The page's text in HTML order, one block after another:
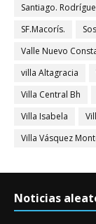
Santiago.
SF.Macorís.
Valle Nuevo
villa Altagracia
Villa Central Bh
Villa Isabela
Villa Vásquez
Noticias